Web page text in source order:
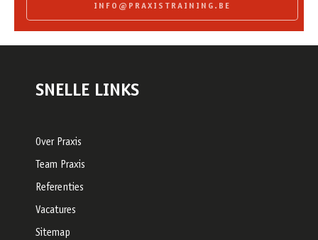
INFO@PRAXISTRAINING.BE
SNELLE LINKS
Over Praxis
Team Praxis
Referenties
Vacatures
Sitemap